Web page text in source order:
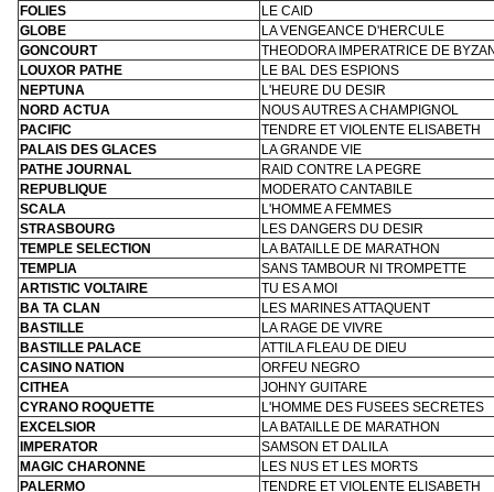
FOLIES
LE CAID
GLOBE
LA VENGEANCE D'HERCULE
GONCOURT
THEODORA IMPERATRICE DE
LOUXOR PATHE
LE BAL DES ESPIONS
NEPTUNA
L'HEURE DU DESIR
NORD ACTUA
NOUS AUTRES A CHAMPIGNOL
PACIFIC
TENDRE ET VIOLENTE ELISABETH
PALAIS DES GLACES
LA GRANDE VIE
PATHE JOURNAL
RAID CONTRE LA PEGRE
REPUBLIQUE
MODERATO CANTABILE
SCALA
L'HOMME A FEMMES
STRASBOURG
LES DANGERS DU DESIR
TEMPLE SELECTION
LA BATAILLE DE MARATHON
TEMPLIA
SANS TAMBOUR NI TROMPETTE
ARTISTIC VOLTAIRE
TU ES A MOI
BA TA CLAN
LES MARINES ATTAQUENT
BASTILLE
LA RAGE DE VIVRE
BASTILLE PALACE
ATTILA FLEAU DE DIEU
CASINO NATION
ORFEU NEGRO
CITHEA
JOHNY GUITARE
CYRANO ROQUETTE
L'HOMME DES FUSEES SECRETES
EXCELSIOR
LA BATAILLE DE MARATHON
IMPERATOR
SAMSON ET DALILA
MAGIC CHARONNE
LES NUS ET LES MORTS
PALERMO
TENDRE ET VIOLENTE ELISABETH